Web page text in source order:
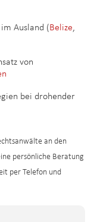
Ausland (Belize,
von
bei drohender
an den
persönliche Beratung
per Telefon und